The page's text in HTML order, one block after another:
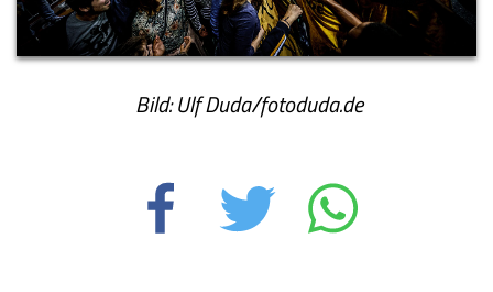
Bild: Ulf Duda/fotoduda.de